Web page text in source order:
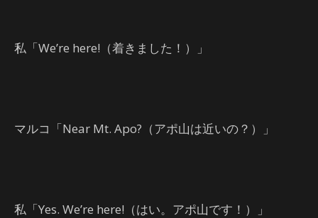
私「We’re here!（着きました！）」
マルコ「Near Mt. Apo?（アポ山は近いの？）」
私「Yes. We’re here!（はい。アポ山です！）」